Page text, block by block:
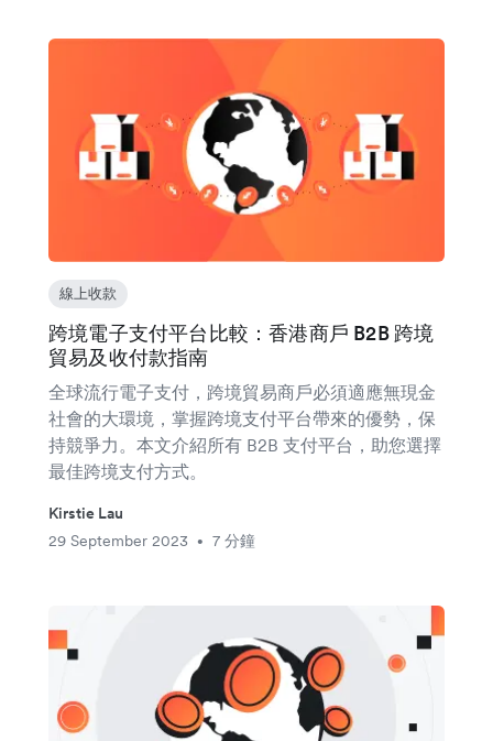
線上收款
跨境電子支付平台比較：香港商戶 B2B 跨境
貿易及收付款指南
全球流行電子支付，跨境貿易商戶必須適應無現金
社會的大環境，掌握跨境支付平台帶來的優勢，保
持競爭力。本文介紹所有 B2B 支付平台，助您選擇
最佳跨境支付方式。
Kirstie Lau
29 September 2023
• 7 分鐘